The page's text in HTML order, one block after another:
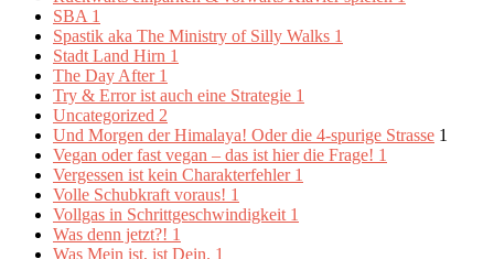
SBA 1
Spastik aka The Ministry of Silly Walks 1
Stadt Land Hirn 1
The Day After 1
Try & Error ist auch eine Strategie 1
Uncategorized 2
Und Morgen der Himalaya! Oder die 4-spurige Strasse 1
Vegan oder fast vegan – das ist hier die Frage! 1
Vergessen ist kein Charakterfehler 1
Volle Schubkraft voraus! 1
Vollgas in Schrittgeschwindigkeit 1
Was denn jetzt?! 1
Was Mein ist, ist Dein. 1